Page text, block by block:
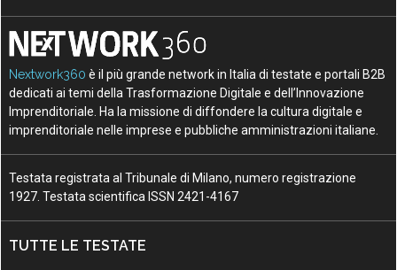
Nextwork360 è il più grande network in Italia di testate e portali B2B
dedicati ai temi della Trasformazione Digitale e dell’Innovazione
Imprenditoriale. Ha la missione di diffondere la cultura digitale e
imprenditoriale nelle imprese e pubbliche amministrazioni italiane.
Testata registrata al Tribunale di Milano, numero registrazione
1927. Testata scientifica ISSN 2421-4167
TUTTE LE TESTATE